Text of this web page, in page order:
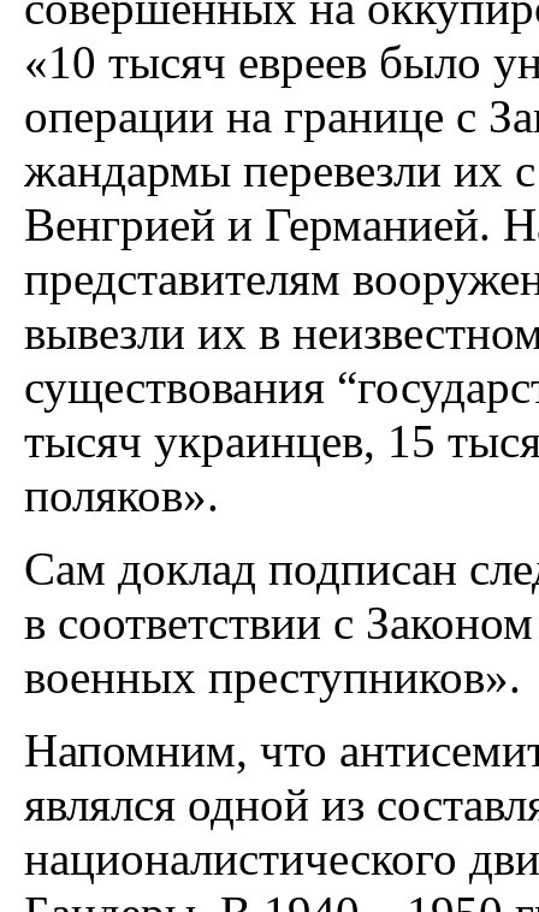
«10 тысяч евреев было
операции на границе с
жандармы перевезли их
Венгрией и Германией.
представителям
вывезли их в
существования
тысяч украинцев, 15
поляков».
Сам доклад подписан
в соответствии с
военных преступников».
Напомним, что
являлся одной из
националистического